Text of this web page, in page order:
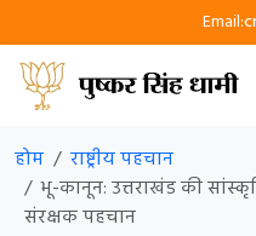
Email:
होम
राष्ट्रीय पहचान
भू-कानून: उत्तराखंड की
संरक्षक पहचान